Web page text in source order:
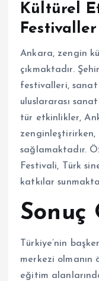
Kültürel
Festivaller
Ankara, zengin
çıkmaktadır.
festivalleri, sanat
uluslararası
tür etkinlikler,
zenginleştirirken,
sağlamaktadır.
Festivali, Türk
katkılar
Sonuç
Türkiye’nin
merkezi olmanın
eğitim